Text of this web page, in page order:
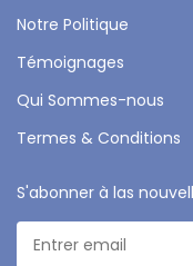
Notre Politique
Témoignages
Qui Sommes-nous
Termes & Conditions
S'abonner à las